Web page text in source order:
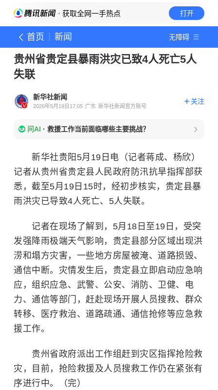
· 获取全网一手热点 打开
首页 新闻 无障碍
贵州省贵定县暴雨洪灾已致4人死亡5人
失联
新华社新闻
2026年5月19日17:05 广东 新华社新闻官方账号
关注
问AI · 救援工作当前面临哪些主要挑战？
新华社贵阳5月19日电（记者蒋成、杨欣）
记者从贵州省贵定县人民政府防汛抗旱指挥部获
悉，截至5月19日15时，经初步核实，贵定县暴
雨洪灾已导致4人死亡、5人失联。
记者在现场了解到，5月18日至19日，受突
发强降雨极端天气影响，贵定县部分区域出现洪
涝和塌方灾害，一些地方房屋被淹、道路损毁、
通信中断。灾情发生后，贵定县立即启动应急响
应，组织应急、武警、公安、消防、卫健、电
力、通信等部门，赶赴现场开展人员搜救、群众
转移、医疗救治、道路疏通、通信抢修等应急救
援工作。
贵州省政府派出工作组赶到灾区指挥抢险救
灾，目前，抢险救援及人员搜救工作仍在紧张有
序进行中。（完）